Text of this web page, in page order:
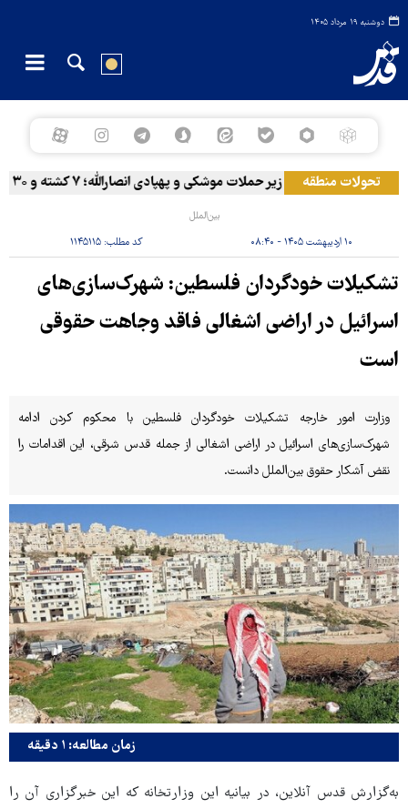
دوشنبه ۱۹ مرداد ۱۴۰۵
تحولات منطقهالمخا زیر حملات موشکی و پهپادی انصارالله؛ ۷ کشته و ۳۰ زخمی
بین‌الملل
۱۰ اردیبهشت ۱۴۰۵ - ۰۸:۴۰ کد مطلب: ۱۱۴۵۱۱۵
تشکیلات خودگردان فلسطین: شهرک‌سازی‌های
اسرائیل در اراضی اشغالی فاقد وجاهت حقوقی
است
وزارت امور خارجه تشکیلات خودگردان فلسطین با محکوم کردن ادامه
شهرک‌سازی‌های اسرائیل در اراضی اشغالی از جمله قدس شرقی، این اقدامات را
نقض آشکار حقوق بین‌الملل دانست.
زمان مطالعه: ۱ دقیقه
به‌گزارش قدس آنلاین، در بیانیه این وزارتخانه که این خبرگزاری آن را